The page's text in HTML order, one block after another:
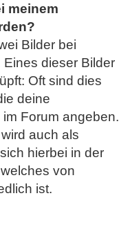
meinem
Bilder bei
dieser Bilder
Oft sind dies
deine
Forum angeben.
auch als
hierbei in der
von
ist.